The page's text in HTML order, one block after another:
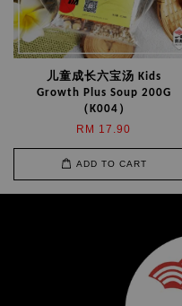
儿童成长六宝汤 Kids
Growth Plus Soup 200G
（K004）
RM 17.90
ADD TO CART